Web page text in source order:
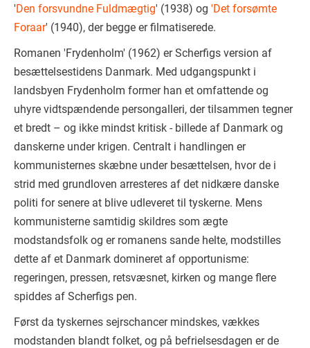
'Den forsvundne Fuldmægtig' (1938) og 'Det forsømte
Foraar' (1940), der begge er filmatiserede.
Romanen 'Frydenholm' (1962) er Scherfigs version af
besættelsestidens Danmark. Med udgangspunkt i
landsbyen Frydenholm former han et omfattende og
uhyre vidtspændende persongalleri, der tilsammen tegner
et bredt – og ikke mindst kritisk - billede af Danmark og
danskerne under krigen. Centralt i handlingen er
kommunisternes skæbne under besættelsen, hvor de i
strid med grundloven arresteres af det nidkære danske
politi for senere at blive udleveret til tyskerne. Mens
kommunisterne samtidig skildres som ægte
modstandsfolk og er romanens sande helte, modstilles
dette af et Danmark domineret af opportunisme:
regeringen, pressen, retsvæsnet, kirken og mange flere
spiddes af Scherfigs pen.
Først da tyskernes sejrschancer mindskes, vækkes
modstanden blandt folket, og på befrielsesdagen er de